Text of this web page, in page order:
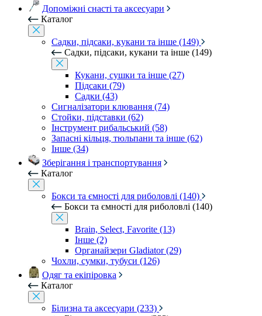
Допоміжні снасті та аксесуари
Каталог
Садки, підсаки, кукани та інше (149)
Садки, підсаки, кукани та інше (149)
Кукани, сушки та інше (27)
Підсаки (79)
Садки (43)
Сигналізатори клювання (74)
Стойки, підставки (62)
Інструмент рибальський (58)
Запасні кільця, тюльпани та інше (62)
Інше (34)
Зберігання і транспортування
Каталог
Бокси та ємності для риболовлі (140)
Бокси та ємності для риболовлі (140)
Brain, Select, Favorite (13)
Інше (2)
Органайзери Gladiator (29)
Чохли, сумки, тубуси (126)
Одяг та екіпіровка
Каталог
Білизна та аксесуари (233)